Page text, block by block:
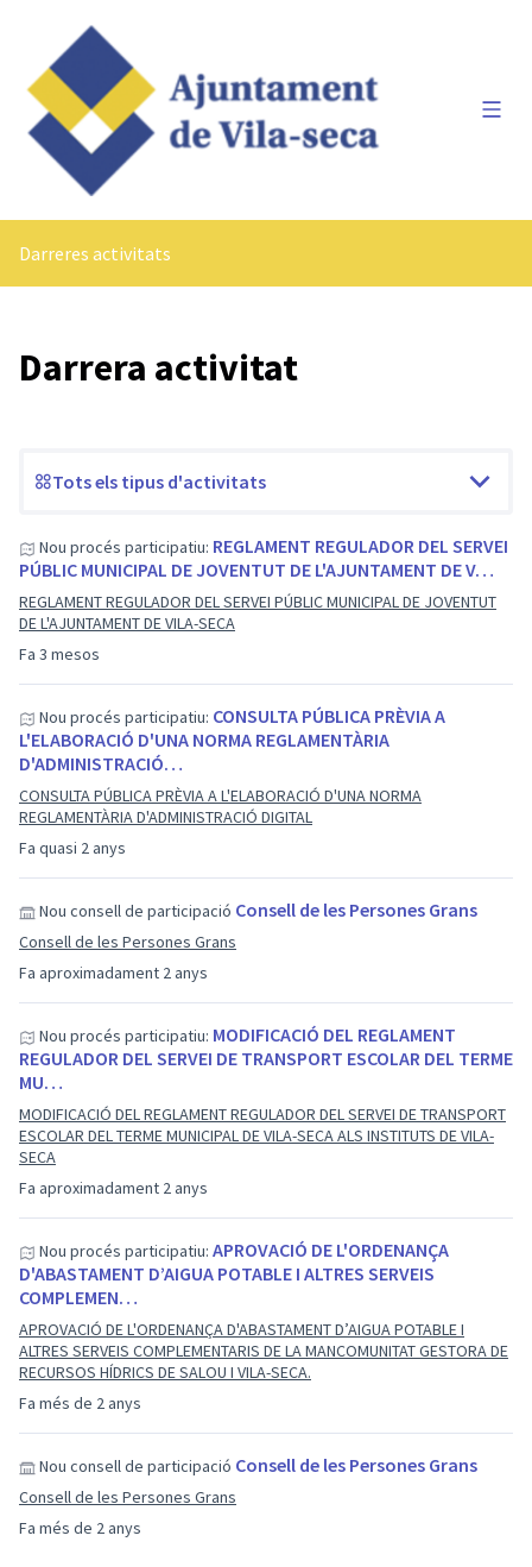
Darreres activitats
Darrera activitat
Tots els tipus d'activitats
Fa 3 mesos
Nou procés participatiu: REGLAMENT REGULADOR DEL SERVEI
PÚBLIC MUNICIPAL DE JOVENTUT DE L'AJUNTAMENT DE V…
REGLAMENT REGULADOR DEL SERVEI PÚBLIC MUNICIPAL DE JOVENTUT
DE L'AJUNTAMENT DE VILA-SECA
Fa quasi 2 anys
Nou procés participatiu: CONSULTA PÚBLICA PRÈVIA A
L'ELABORACIÓ D'UNA NORMA REGLAMENTÀRIA
D'ADMINISTRACIÓ…
CONSULTA PÚBLICA PRÈVIA A L'ELABORACIÓ D'UNA NORMA
REGLAMENTÀRIA D'ADMINISTRACIÓ DIGITAL
Fa aproximadament 2 anys
Nou consell de participació Consell de les Persones Grans
Consell de les Persones Grans
Fa aproximadament 2 anys
Nou procés participatiu: MODIFICACIÓ DEL REGLAMENT
REGULADOR DEL SERVEI DE TRANSPORT ESCOLAR DEL TERME
MU…
MODIFICACIÓ DEL REGLAMENT REGULADOR DEL SERVEI DE TRANSPORT
ESCOLAR DEL TERME MUNICIPAL DE VILA-SECA ALS INSTITUTS DE VILA-
SECA
Fa més de 2 anys
Nou procés participatiu: APROVACIÓ DE L'ORDENANÇA
D'ABASTAMENT D’AIGUA POTABLE I ALTRES SERVEIS
COMPLEMEN…
APROVACIÓ DE L'ORDENANÇA D'ABASTAMENT D’AIGUA POTABLE I
ALTRES SERVEIS COMPLEMENTARIS DE LA MANCOMUNITAT GESTORA DE
RECURSOS HÍDRICS DE SALOU I VILA-SECA.
Fa més de 2 anys
Nou consell de participació Consell de les Persones Grans
Consell de les Persones Grans